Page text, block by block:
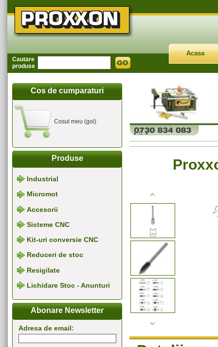
Cautare
produse
Acasa
Cos de cumparaturi
Cosul meu (gol)
Produse
Industrial
Micromot
Accesorii
Sisteme CNC
Kit-uri conversie CNC
Reduceri de stoc
Resigilate
Lichidare Stoc - Anunturi
Abonare Newsletter
Adresa de email: